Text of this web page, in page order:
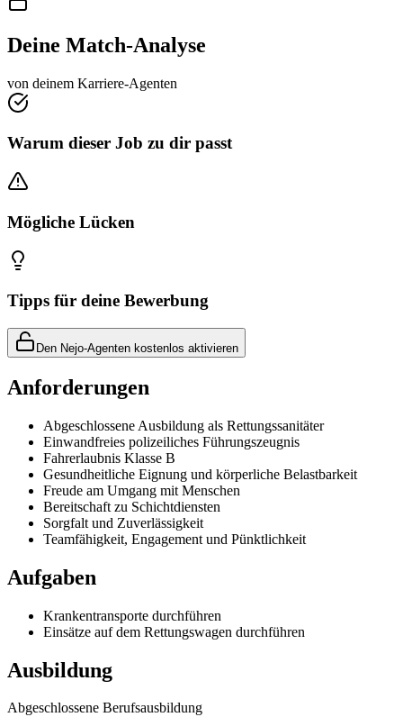
Deine Match-Analyse
von deinem Karriere-Agenten
Warum dieser Job zu dir passt
Mögliche Lücken
Tipps für deine Bewerbung
Den Nejo-Agenten kostenlos aktivieren
Anforderungen
Abgeschlossene Ausbildung als Rettungssanitäter
Einwandfreies polizeiliches Führungszeugnis
Fahrerlaubnis Klasse B
Gesundheitliche Eignung und körperliche Belastbarkeit
Freude am Umgang mit Menschen
Bereitschaft zu Schichtdiensten
Sorgfalt und Zuverlässigkeit
Teamfähigkeit, Engagement und Pünktlichkeit
Aufgaben
Krankentransporte durchführen
Einsätze auf dem Rettungswagen durchführen
Ausbildung
Abgeschlossene Berufsausbildung